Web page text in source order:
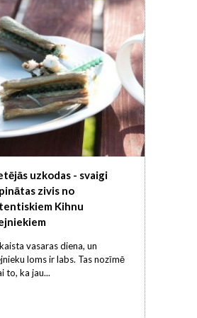
uzkodas - svaigi
zivis no
Kihnu
vasaras diena, un
loms ir labs. Tas nozīmē
to, ka jau...